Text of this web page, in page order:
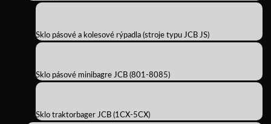
Sklo pásové a kolesové rýpadla (stroje typu JCB JS)
Sklo pásové minibagre JCB (801-8085)
Sklo traktorbager JCB (1CX-5CX)